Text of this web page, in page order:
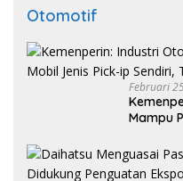
Otomotif
Februari
Mampu